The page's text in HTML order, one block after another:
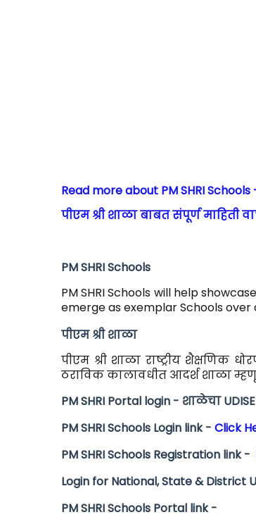
Read more about PM SHRI
पीएम श्री शाळा बाबत संपूर्ण माहिती
PM SHRI Schools
PM SHRI Schools will help
emerge as exemplar Schools over
पीएम श्री शाळा
पीएम श्री शाळा राष्ट्रीय
ठराविक कालावधीत आदर्श शाळा
PM SHRI Portal login - शाळेचा
PM SHRI Schools Login link - Click
PM SHRI Schools Registration link -
Login for National, State & District
PM SHRI Schools Portal link -